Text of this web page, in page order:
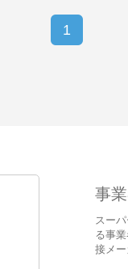
1
事
スー
る事
接メー